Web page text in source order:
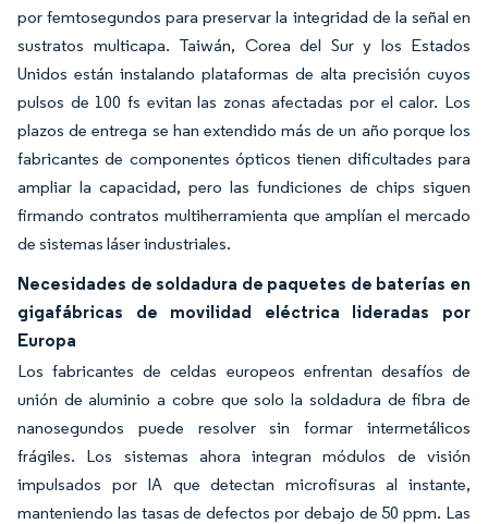
por femtosegundos para preservar la integridad de la señal en
sustratos multicapa. Taiwán, Corea del Sur y los Estados
Unidos están instalando plataformas de alta precisión cuyos
pulsos de 100 fs evitan las zonas afectadas por el calor. Los
plazos de entrega se han extendido más de un año porque los
fabricantes de componentes ópticos tienen dificultades para
ampliar la capacidad, pero las fundiciones de chips siguen
firmando contratos multiherramienta que amplían el mercado
de sistemas láser industriales.
Necesidades de soldadura de paquetes de baterías en
gigafábricas de movilidad eléctrica lideradas por
Europa
Los fabricantes de celdas europeos enfrentan desafíos de
unión de aluminio a cobre que solo la soldadura de fibra de
nanosegundos puede resolver sin formar intermetálicos
frágiles. Los sistemas ahora integran módulos de visión
impulsados por IA que detectan microfisuras al instante,
manteniendo las tasas de defectos por debajo de 50 ppm. Las